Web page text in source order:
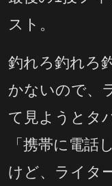
スト。
釣れろ釣れろ
かないので、
て見ようとタ
「携帯に電話
けど、ライタ